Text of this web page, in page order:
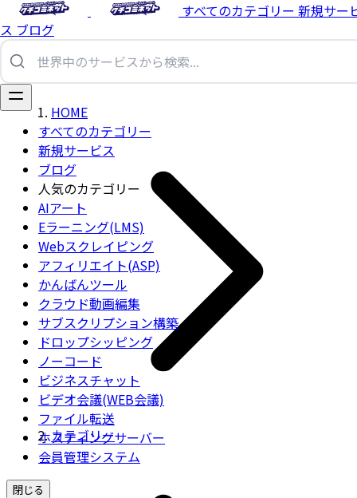
すべてのカテゴリー 新規サー
ス ブログ
すべてのカテゴリー
新規サービス
ブログ
人気のカテゴリー
AIアート
Eラーニング(LMS)
Webスクレイピング
アフィリエイト(ASP)
かんばんツール
クラウド動画編集
サブスクリプション構築
ドロップシッピング
ノーコード
ビジネスチャット
ビデオ会議(WEB会議)
ファイル転送
ホスティングサーバー
会員管理システム
閉じる
HOME
カテゴリー